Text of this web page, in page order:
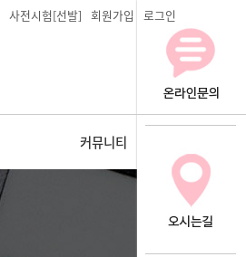
사전시험[선발] 회원가입 로그인
커뮤니티